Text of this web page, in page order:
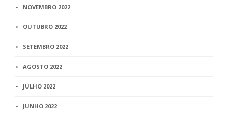
NOVEMBRO 2022
OUTUBRO 2022
SETEMBRO 2022
AGOSTO 2022
JULHO 2022
JUNHO 2022